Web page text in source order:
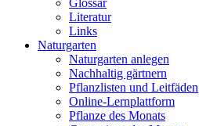
Glossar
Literatur
Links
Naturgarten
Naturgarten anlegen
Nachhaltig gärtnern
Pflanzlisten und Leitfäden
Online-Lernplattform
Pflanze des Monats